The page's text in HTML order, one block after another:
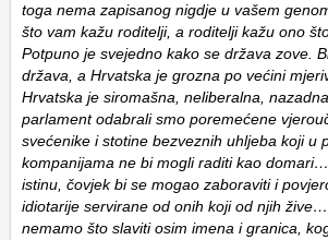
toga nema zapisanog nigdje u vašem
što vam kažu roditelji, a roditelji kažu ono
Potpuno je svejedno kako se država zove.
država, a Hrvatska je grozna po većini
Hrvatska je siromašna, neliberalna,
parlament odabrali smo poremećene
svećenike i stotine bezveznih uhljeba koji u
kompanijama ne bi mogli raditi kao
istinu, čovjek bi se mogao zaboraviti i
idiotarije servirane od onih koji od njih
nemamo što slaviti osim imena i granica,